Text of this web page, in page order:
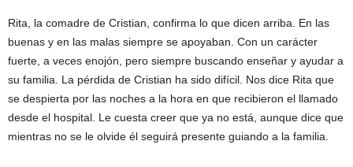
Rita, la comadre de Cristian, confirma lo que dicen arriba. En las
buenas y en las malas siempre se apoyaban. Con un carácter
fuerte, a veces enojón, pero siempre buscando enseñar y ayudar a
su familia. La pérdida de Cristian ha sido difícil. Nos dice Rita que
se despierta por las noches a la hora en que recibieron el llamado
desde el hospital. Le cuesta creer que ya no está, aunque dice que
mientras no se le olvide él seguirá presente guiando a la familia.